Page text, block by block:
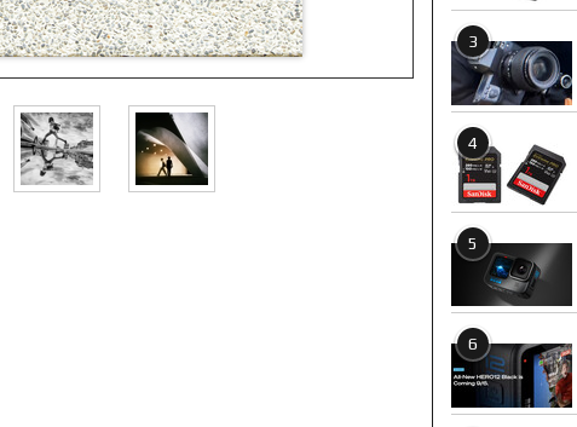
3
4
5
6